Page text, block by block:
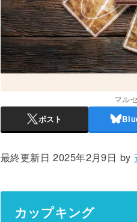
マル
ポスト
最終更新日 2025年2月9日 by
カップキング